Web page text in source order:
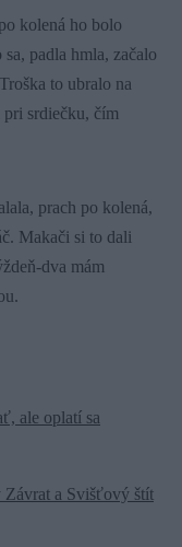
kolená ho bolo
padla hmla, začalo
to ubralo na
pri srdiečku, čím
prach po kolená,
Makači si to dali
dva mám
ale oplatí sa
a Svišťový štít